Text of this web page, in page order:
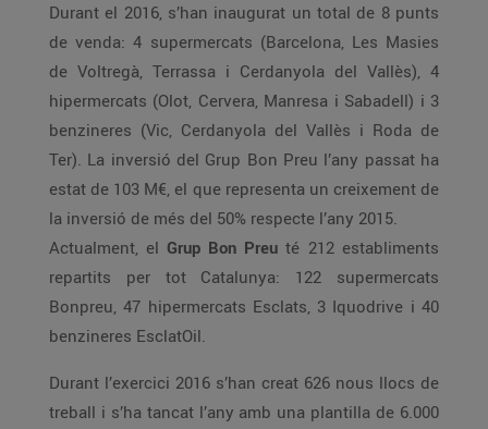
Durant el 2016, s’han inaugurat un total de 8 punts
de venda: 4 supermercats (Barcelona, Les Masies
de Voltregà, Terrassa i Cerdanyola del Vallès), 4
hipermercats (Olot, Cervera, Manresa i Sabadell) i 3
benzineres (Vic, Cerdanyola del Vallès i Roda de
Ter). La inversió del Grup Bon Preu l’any passat ha
estat de 103 M€, el que representa un creixement de
la inversió de més del 50% respecte l’any 2015.
Actualment, el Grup Bon Preu té 212 establiments
repartits per tot Catalunya: 122 supermercats
Bonpreu, 47 hipermercats Esclats, 3 Iquodrive i 40
benzineres EsclatOil.
Durant l’exercici 2016 s’han creat 626 nous llocs de
treball i s’ha tancat l’any amb una plantilla de 6.000